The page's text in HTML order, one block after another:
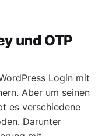
und OTP
Login mit
Aber um seinen
es verschiedene
Darunter